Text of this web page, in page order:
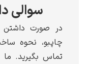
سوالی
صورت داشتن هرگونه
نحوه ساخت
بگیرید. ما همراه